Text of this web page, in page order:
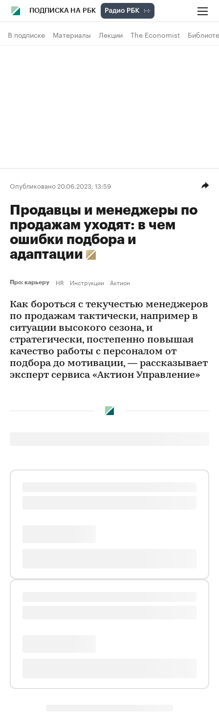
ПОДПИСКА НА РБК
В подписке Материалы Лекции The Economist
Опубликовано 20.06.2023, 13:59
Продавцы и менеджеры по
продажам уходят: в чем
ошибки подбора и
адаптации
Про: карьеру HR Инструкции Актион
Как бороться с текучестью менеджеров
по продажам тактически, например в
ситуации высокого сезона, и
стратегически, постепенно повышая
качество работы с персоналом от
подбора до мотивации, — рассказывает
эксперт сервиса «Актион Управление»